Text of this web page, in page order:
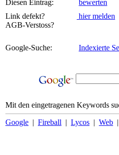
Diesen Eintrag:
bewerten
Link defekt?
AGB-Verstoss?
hier melden
Google-Suche: Indexierte
Mit den eingetragenen Keywords
Google | Fireball | Lycos | Web